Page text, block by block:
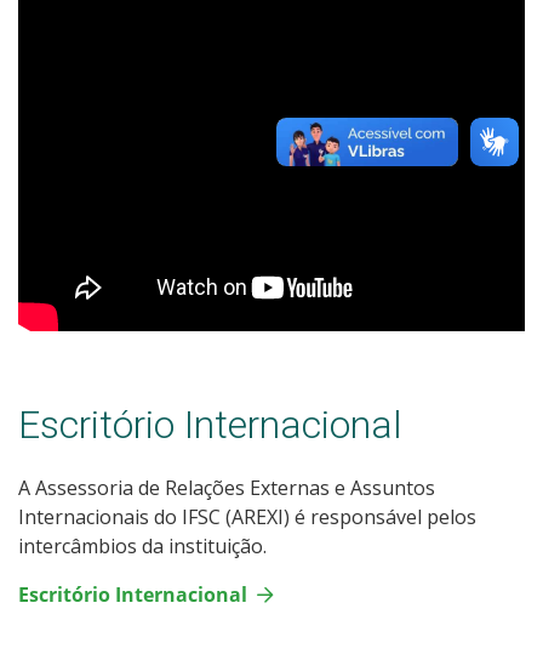
Escritório Internacional
A Assessoria de Relações Externas e Assuntos
Internacionais do IFSC (AREXI) é responsável pelos
intercâmbios da instituição.
Escritório Internacional